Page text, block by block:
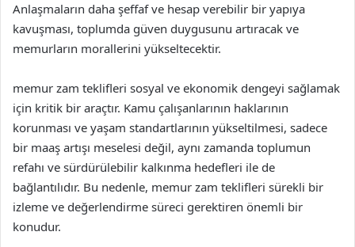
Anlaşmaların daha şeffaf ve hesap verebilir bir yapıya
kavuşması, toplumda güven duygusunu artıracak ve
memurların morallerini yükseltecektir.
memur zam teklifleri sosyal ve ekonomik dengeyi sağlamak
için kritik bir araçtır. Kamu çalışanlarının haklarının
korunması ve yaşam standartlarının yükseltilmesi, sadece
bir maaş artışı meselesi değil, aynı zamanda toplumun
refahı ve sürdürülebilir kalkınma hedefleri ile de
bağlantılıdır. Bu nedenle, memur zam teklifleri sürekli bir
izleme ve değerlendirme süreci gerektiren önemli bir
konudur.